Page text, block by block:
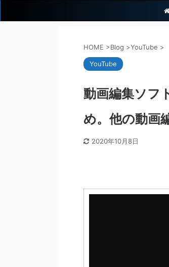
HOME >Blog >YouTube >
YouTube
動画編集ソフ
め。他の動画
2020年10月8日